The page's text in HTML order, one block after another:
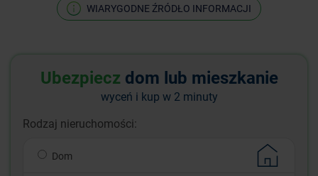
WIARYGODNE ŹRÓDŁO INFORMACJI
Ubezpiecz dom lub mieszkanie
wyceń i kup w 2 minuty
Rodzaj nieruchomości:
Dom